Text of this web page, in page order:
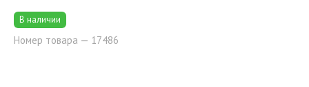
В наличии
Номер товара — 17486